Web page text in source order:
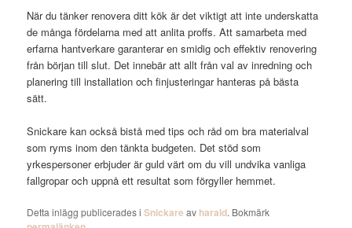
När du tänker renovera ditt kök är det viktigt att inte underskatta
de många fördelarna med att anlita proffs. Att samarbeta med
erfarna hantverkare garanterar en smidig och effektiv renovering
från början till slut. Det innebär att allt från val av inredning och
planering till installation och finjusteringar hanteras på bästa
sätt.
Snickare kan också bistå med tips och råd om bra materialval
som ryms inom den tänkta budgeten. Det stöd som
yrkespersoner erbjuder är guld värt om du vill undvika vanliga
fallgropar och uppnå ett resultat som förgyller hemmet.
Detta inlägg publicerades iSnickare av harald. Bokmärk